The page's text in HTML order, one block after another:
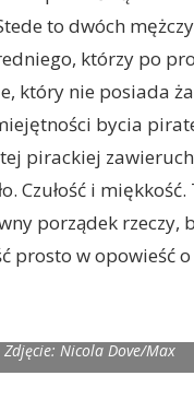
to dwóch
którzy po
który nie posiada
bycia
pirackiej
Czułość i
porządek rzeczy,
prosto w opowieść o
Zdjęcie: Nicola Dove/Max